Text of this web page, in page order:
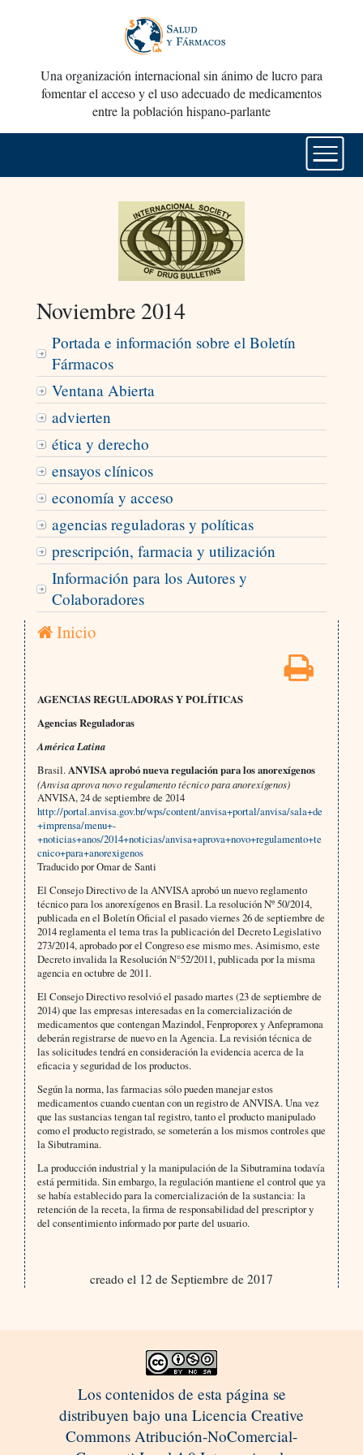
Una organización internacional sin ánimo de lucro para
fomentar el acceso y el uso adecuado de medicamentos
entre la población hispano-parlante
Noviembre 2014
Portada e información sobre el Boletín
Fármacos
Ventana Abierta
advierten
ética y derecho
ensayos clínicos
economía y acceso
agencias reguladoras y políticas
prescripción, farmacia y utilización
Información para los Autores y
Colaboradores
Inicio
AGENCIAS REGULADORAS Y POLÍTICAS
Agencias Reguladoras
América Latina
Brasil.ANVISA aprobó nueva regulación para los anorexígenos
(Anvisa aprova novo regulamento técnico para anorexígenos)
ANVISA, 24 de septiembre de 2014
http://portal.anvisa.gov.br/wps/content/anvisa+portal/anvisa/sala+de
+imprensa/menu+-
+noticias+anos/2014+noticias/anvisa+aprova+novo+regulamento+te
cnico+para+anorexigenos
Traducido por Omar de Santi
El Consejo Directivo de la ANVISA aprobó un nuevo reglamento
técnico para los anorexígenos en Brasil. La resolución Nº 50/2014,
publicada en el Boletín Oficial el pasado viernes 26 de septiembre de
2014 reglamenta el tema tras la publicación del Decreto Legislativo
273/2014, aprobado por el Congreso ese mismo mes. Asimismo, este
Decreto invalida la Resolución N°52/2011, publicada por la misma
agencia en octubre de 2011.
El Consejo Directivo resolvió el pasado martes (23 de septiembre de
2014) que las empresas interesadas en la comercialización de
medicamentos que contengan Mazindol, Fenproporex y Anfepramona
deberán registrarse de nuevo en la Agencia. La revisión técnica de
las solicitudes tendrá en consideración la evidencia acerca de la
eficacia y seguridad de los productos.
Según la norma, las farmacias sólo pueden manejar estos
medicamentos cuando cuentan con un registro de ANVISA. Una vez
que las sustancias tengan tal registro, tanto el producto manipulado
como el producto registrado, se someterán a los mismos controles que
la Sibutramina.
La producción industrial y la manipulación de la Sibutramina todavía
está permitida. Sin embargo, la regulación mantiene el control que ya
se había establecido para la comercialización de la sustancia: la
retención de la receta, la firma de responsabilidad del prescriptor y
del consentimiento informado por parte del usuario.
creado el 12 de Septiembre de 2017
Los contenidos de esta página se
distribuyen bajo una Licencia Creative
Commons Atribución-NoComercial-